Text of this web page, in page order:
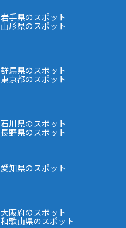
岩手県のスポット
山形県のスポット
群馬県のスポット
東京都のスポット
石川県のスポット
長野県のスポット
愛知県のスポット
大阪府のスポット
和歌山県のスポット